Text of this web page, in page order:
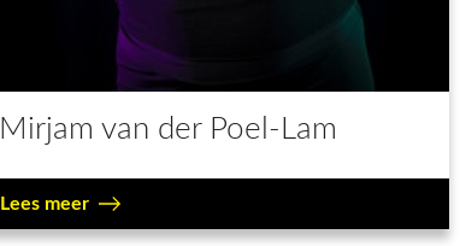
Mirjam van der Poel-Lam
Lees meer